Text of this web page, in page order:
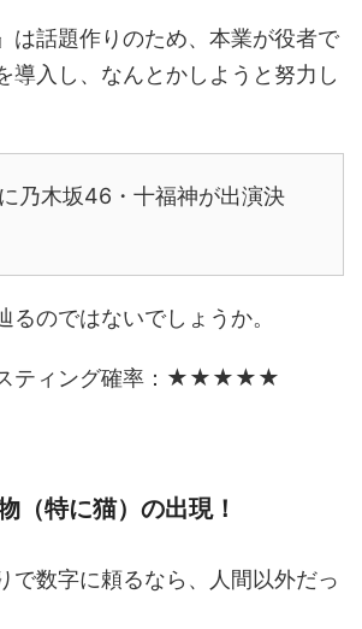
は話題作りのため、本業が役者で
導入し、なんとかしようと努力し
乃木坂46・十福神が出演決
るのではないでしょうか。
スティング確率：★★★★★
（特に猫）の出現！
で数字に頼るなら、人間以外だっ